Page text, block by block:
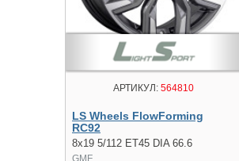
АРТИКУЛ:564810
LS Wheels FlowForming
RC92
8x19 5/112 ET45 DIA 66.6
GMF